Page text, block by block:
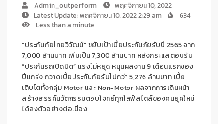
Admin_outperform
พฤศจิกายน 10, 2022
Latest Update: พฤศจิกายน 10, 2022 2:29 am
634
Less than a minute
“ประกันภัยไทยวิวัฒน์” ขยับเป้าเบี้ยประกันภัยรับปี 2565 จาก
7,000 ล้านบาท เพิ่มเป็น 7,300 ล้านบาท หลังกระแสตอบรับ
“ประกันรถเปิดปิด” แรงไม่หยุด หนุนผลงาน 9 เดือนแรกของ
ปีแกร่ง กวาดเบี้ยประกันภัยรับไปกว่า 5,276 ล้านบาท เบี้ย
เติบโตทั้งกลุ่มMotor และNon-Motor ผลจากการเดินหน้า
สร้างสรรค์นวัตกรรมตอบโจทย์ทุกไลฟ์สไตล์ของคนยุคใหม่
ได้ลงตัวอย่างต่อเนื่อง